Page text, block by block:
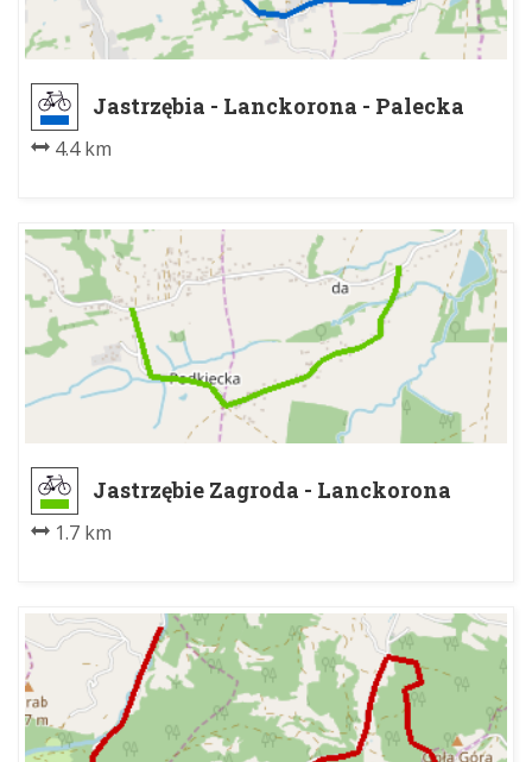
Jastrzębia - Lanckorona - Palecka
4.4 km
Jastrzębie Zagroda - Lanckorona
Podklecka
1.7 km